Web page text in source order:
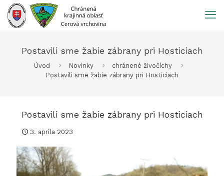
Prejsť
obsah
Postavili sme žabie zábrany pri Hosticiach
Úvod Novinky
chránené živočíchy
Postavili sme žabie zábrany pri Hosticiach
Postavili sme žabie zábrany pri Hosticiach
3. apríla 2023